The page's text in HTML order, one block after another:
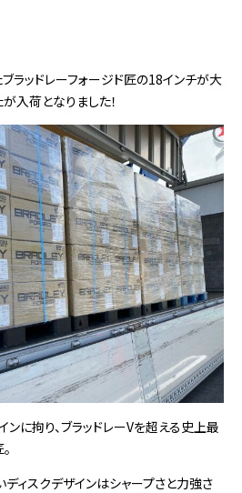
ラッドレーフォージド匠の18インチが大
入荷となりました！
に拘り、ブラッドレーVを超える史上最
ィスクデザインはシャープさと力強さ